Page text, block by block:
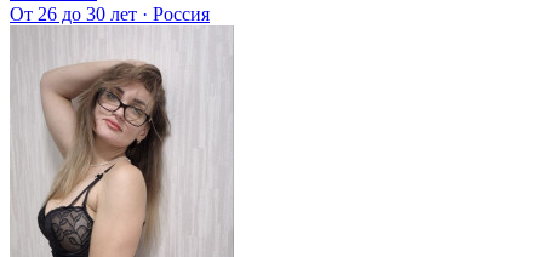
От 26 до 30 лет · Россия